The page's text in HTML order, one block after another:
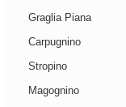
Graglia Piana
Carpugnino
Stropino
Magognino